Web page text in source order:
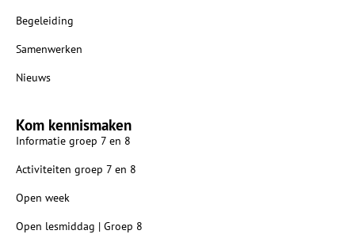
Begeleiding
Samenwerken
Nieuws
Kom kennismaken
Informatie groep 7 en 8
Activiteiten groep 7 en 8
Open week
Open lesmiddag | Groep 8